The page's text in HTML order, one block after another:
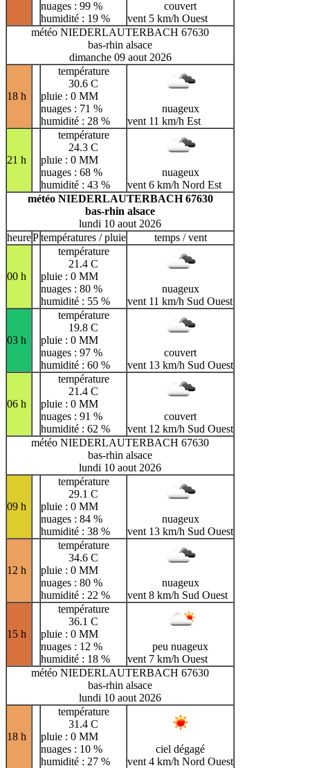
nuages : 99 %
humidité : 19 %
couvert
vent 5 km/h Ouest
météo NIEDERLAUTERBACH 67630
bas-rhin alsace
dimanche 09 aout 2026
18 h
température
30.6 C
pluie : 0 MM
nuages : 71 %
humidité : 28 %
nuageux
vent 11 km/h Est
21 h
température
24.3 C
pluie : 0 MM
nuages : 68 %
humidité : 43 %
nuageux
vent 6 km/h Nord Est
météo NIEDERLAUTERBACH 67630
bas-rhin alsace
lundi 10 aout 2026
heurePtempératures / pluie temps / vent
00 h
température
21.4 C
pluie : 0 MM
nuages : 80 %
humidité : 55 %
nuageux
vent 11 km/h Sud Ouest
03 h
température
19.8 C
pluie : 0 MM
nuages : 97 %
humidité : 60 %
couvert
vent 13 km/h Sud Ouest
06 h
température
21.4 C
pluie : 0 MM
nuages : 91 %
humidité : 62 %
couvert
vent 12 km/h Sud Ouest
météo NIEDERLAUTERBACH 67630
bas-rhin alsace
lundi 10 aout 2026
09 h
température
29.1 C
pluie : 0 MM
nuages : 84 %
humidité : 38 %
nuageux
vent 13 km/h Sud Ouest
12 h
température
34.6 C
pluie : 0 MM
nuages : 80 %
humidité : 22 %
nuageux
vent 8 km/h Sud Ouest
15 h
température
36.1 C
pluie : 0 MM
nuages : 12 %
humidité : 18 %
peu nuageux
vent 7 km/h Ouest
météo NIEDERLAUTERBACH 67630
bas-rhin alsace
lundi 10 aout 2026
18 h
température
31.4 C
pluie : 0 MM
nuages : 10 %
humidité : 27 %
ciel dégagé
vent 4 km/h Nord Ouest